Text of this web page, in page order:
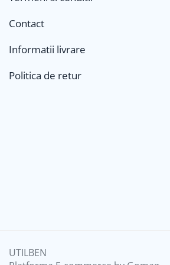
Contact
Informatii livrare
Politica de retur
UTILBEN